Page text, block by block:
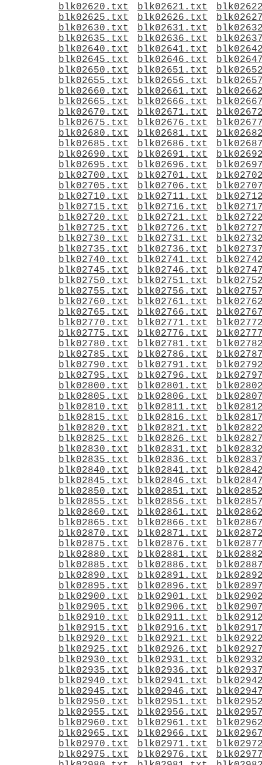
blk02620.txt
blk02621.txt
blk02625.txt
blk02626.txt
blk02630.txt
blk02631.txt
blk02635.txt
blk02636.txt
blk02640.txt
blk02641.txt
blk02645.txt
blk02646.txt
blk02650.txt
blk02651.txt
blk02655.txt
blk02656.txt
blk02660.txt
blk02661.txt
blk02665.txt
blk02666.txt
blk02670.txt
blk02671.txt
blk02675.txt
blk02676.txt
blk02680.txt
blk02681.txt
blk02685.txt
blk02686.txt
blk02690.txt
blk02691.txt
blk02695.txt
blk02696.txt
blk02700.txt
blk02701.txt
blk02705.txt
blk02706.txt
blk02710.txt
blk02711.txt
blk02715.txt
blk02716.txt
blk02720.txt
blk02721.txt
blk02725.txt
blk02726.txt
blk02730.txt
blk02731.txt
blk02735.txt
blk02736.txt
blk02740.txt
blk02741.txt
blk02745.txt
blk02746.txt
blk02750.txt
blk02751.txt
blk02755.txt
blk02756.txt
blk02760.txt
blk02761.txt
blk02765.txt
blk02766.txt
blk02770.txt
blk02771.txt
blk02775.txt
blk02776.txt
blk02780.txt
blk02781.txt
blk02785.txt
blk02786.txt
blk02790.txt
blk02791.txt
blk02795.txt
blk02796.txt
blk02800.txt
blk02801.txt
blk02805.txt
blk02806.txt
blk02810.txt
blk02811.txt
blk02815.txt
blk02816.txt
blk02820.txt
blk02821.txt
blk02825.txt
blk02826.txt
blk02830.txt
blk02831.txt
blk02835.txt
blk02836.txt
blk02840.txt
blk02841.txt
blk02845.txt
blk02846.txt
blk02850.txt
blk02851.txt
blk02855.txt
blk02856.txt
blk02860.txt
blk02861.txt
blk02865.txt
blk02866.txt
blk02870.txt
blk02871.txt
blk02875.txt
blk02876.txt
blk02880.txt
blk02881.txt
blk02885.txt
blk02886.txt
blk02890.txt
blk02891.txt
blk02895.txt
blk02896.txt
blk02900.txt
blk02901.txt
blk02905.txt
blk02906.txt
blk02910.txt
blk02911.txt
blk02915.txt
blk02916.txt
blk02920.txt
blk02921.txt
blk02925.txt
blk02926.txt
blk02930.txt
blk02931.txt
blk02935.txt
blk02936.txt
blk02940.txt
blk02941.txt
blk02945.txt
blk02946.txt
blk02950.txt
blk02951.txt
blk02955.txt
blk02956.txt
blk02960.txt
blk02961.txt
blk02965.txt
blk02966.txt
blk02970.txt
blk02971.txt
blk02975.txt
blk02976.txt